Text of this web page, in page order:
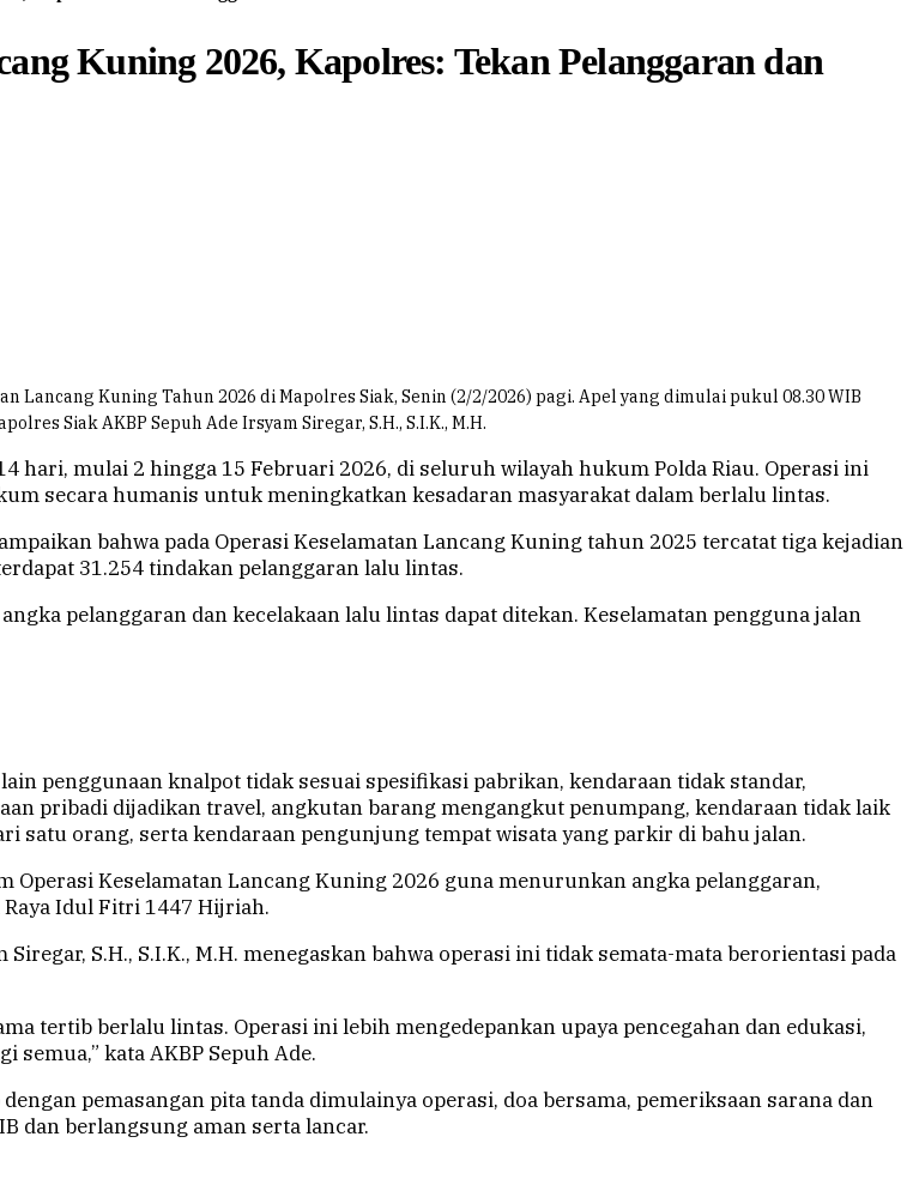
Kuning 2026, Kapolres: Tekan Pelanggaran dan
Lancang Kuning Tahun 2026 di Mapolres Siak, Senin (2/2/2026) pagi. Apel yang dimulai pukul 08.30 WIB
Siak AKBP Sepuh Ade Irsyam Siregar, S.H., S.I.K., M.H.
hari, mulai 2 hingga 15 Februari 2026, di seluruh wilayah hukum Polda Riau. Operasi ini
secara humanis untuk meningkatkan kesadaran masyarakat dalam berlalu lintas.
bahwa pada Operasi Keselamatan Lancang Kuning tahun 2025 tercatat tiga kejadian
31.254 tindakan pelanggaran lalu lintas.
pelanggaran dan kecelakaan lalu lintas dapat ditekan. Keselamatan pengguna jalan
penggunaan knalpot tidak sesuai spesifikasi pabrikan, kendaraan tidak standar,
pribadi dijadikan travel, angkutan barang mengangkut penumpang, kendaraan tidak laik
satu orang, serta kendaraan pengunjung tempat wisata yang parkir di bahu jalan.
Operasi Keselamatan Lancang Kuning 2026 guna menurunkan angka pelanggaran,
Idul Fitri 1447 Hijriah.
S.H., S.I.K., M.H. menegaskan bahwa operasi ini tidak semata-mata berorientasi pada
tertib berlalu lintas. Operasi ini lebih mengedepankan upaya pencegahan dan edukasi,
kata AKBP Sepuh Ade.
pemasangan pita tanda dimulainya operasi, doa bersama, pemeriksaan sarana dan
dan berlangsung aman serta lancar.